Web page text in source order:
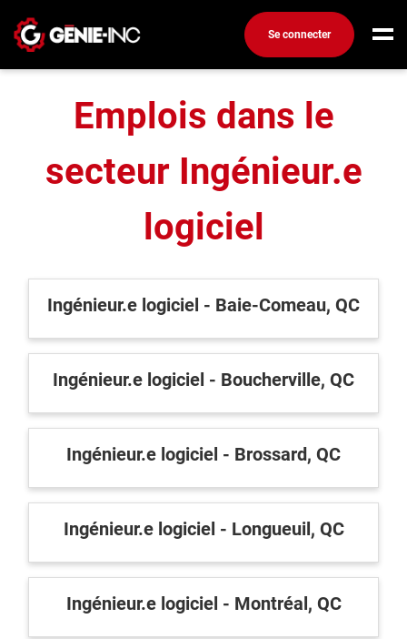
Se connecter
Créez un compte
Emplois
Ma boîte à outils
Conseils carrière
Métiers
Nos chroniques
Inscrivez-vous à l'infolettre
Employeurs
Publiez une offre d'emploi
Accueil
Emplois dans le secteur de l'ingénierie
Ingénieur.e logiciel
Emplois dans le
secteur Ingénieur.e
logiciel
Ingénieur.e logiciel - Baie-Comeau, QC
Ingénieur.e logiciel - Boucherville, QC
Ingénieur.e logiciel - Brossard, QC
Ingénieur.e logiciel - Longueuil, QC
Ingénieur.e logiciel - Montréal, QC